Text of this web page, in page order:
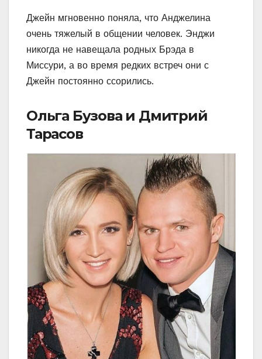
Джейн мгновенно поняла, что Анджелина
очень тяжелый в общении человек. Энджи
никогда не навещала родных Брэда в
Миссури, а во время редких встреч они с
Джейн постоянно ссорились.
Ольга Бузова и Дмитрий
Тарасов